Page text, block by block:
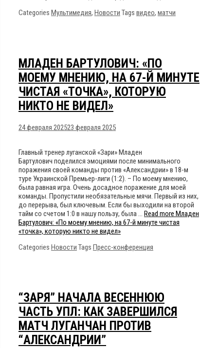
Categories Мультимедия, Новости Tags видео, матчи
МЛАДЕН БАРТУЛОВИЧ: «ПО
МОЕМУ МНЕНИЮ, НА 67-Й МИНУТЕ
ЧИСТАЯ «ТОЧКА», КОТОРУЮ
НИКТО НЕ ВИДЕЛ»
24 февраля 202523 февраля 2025
Главный тренер луганской «Зари» Младен
Бартулович поделился эмоциями после минимального
поражения своей команды против «Александрии» в 18-м
туре Украинской Премьер-лиги (1:2). – По моему мнению,
была равная игра. Очень досадное поражение для моей
команды. Пропустили необязательные мячи. Первый из них,
до перерыва, был ключевым. Если бы выходили на второй
тайм со счетом 1:0 в нашу пользу, была … Read more Младен
Бартулович: «По моему мнению, на 67-й минуте чистая
«точка», которую никто не видел»
Categories Новости Tags Пресс-конференция
“ЗАРЯ” НАЧАЛА ВЕСЕННЮЮ
ЧАСТЬ УПЛ: КАК ЗАВЕРШИЛСЯ
МАТЧ ЛУГАНЧАН ПРОТИВ
“АЛЕКСАНДРИИ”